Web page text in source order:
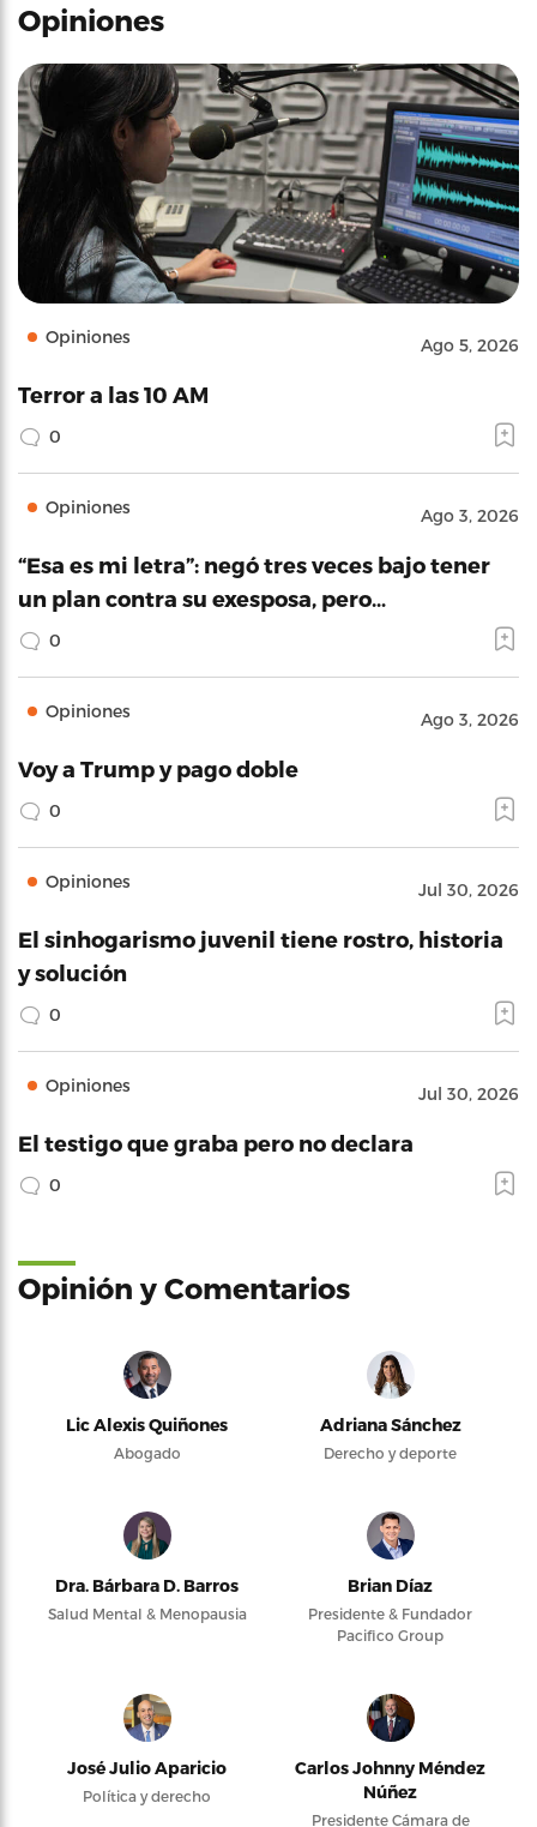
Opiniones
Opiniones Ago 5, 2026
Terror a las 10 AM
0
Opiniones Ago 3, 2026
“Esa es mi letra”: negó tres veces bajo tener
un plan contra su exesposa, pero…
0
Opiniones Ago 3, 2026
Voy a Trump y pago doble
0
Opiniones Jul 30, 2026
El sinhogarismo juvenil tiene rostro, historia
y solución
0
Opiniones Jul 30, 2026
El testigo que graba pero no declara
0
Opinión y Comentarios
Lic Alexis Quiñones
Abogado
Adriana Sánchez
Derecho y deporte
Dra. Bárbara D. Barros
Salud Mental & Menopausia
Brian Díaz
Presidente & Fundador
Pacifico Group
José Julio Aparicio
Política y derecho
Carlos Johnny Méndez
Núñez
Presidente Cámara de